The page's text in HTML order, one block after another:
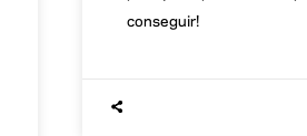
conseguir!